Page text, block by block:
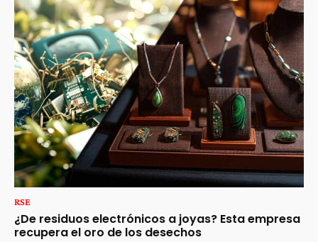
RSE
¿De residuos electrónicos a joyas? Esta empresa
recupera el oro de los desechos